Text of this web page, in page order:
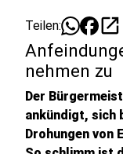
Teilen: open_in_new
nehmen zu
Der
ankündigt, sich
Drohungen von